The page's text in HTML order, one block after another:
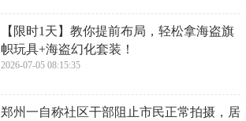
​【限时1天】教你提前布局，轻松拿海盗旗
帜玩具+海盗幻化套装！
2026-07-05 08:15:35
​郑州一自称社区干部阻止市民正常拍摄，居